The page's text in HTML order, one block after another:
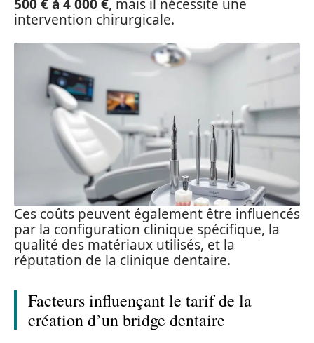
500 € à 4 000 €, mais il nécessite une
intervention chirurgicale.
Ces coûts peuvent également être influencés
par la configuration clinique spécifique, la
qualité des matériaux utilisés, et la
réputation de la clinique dentaire.
Facteurs influençant le tarif de la
création d’un bridge dentaire